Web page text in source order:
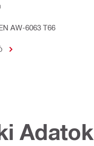
AW-6063 T66
Adatok